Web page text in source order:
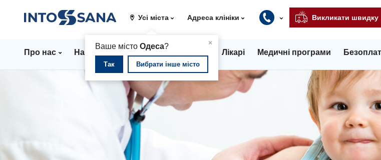
Усі міста
×
Ваше місто Одеса?
Так Вибрати інше місто
Адреса клініки Викликати швидку
Про нас Напрямки Стаціонар Лікарі Медичні програми